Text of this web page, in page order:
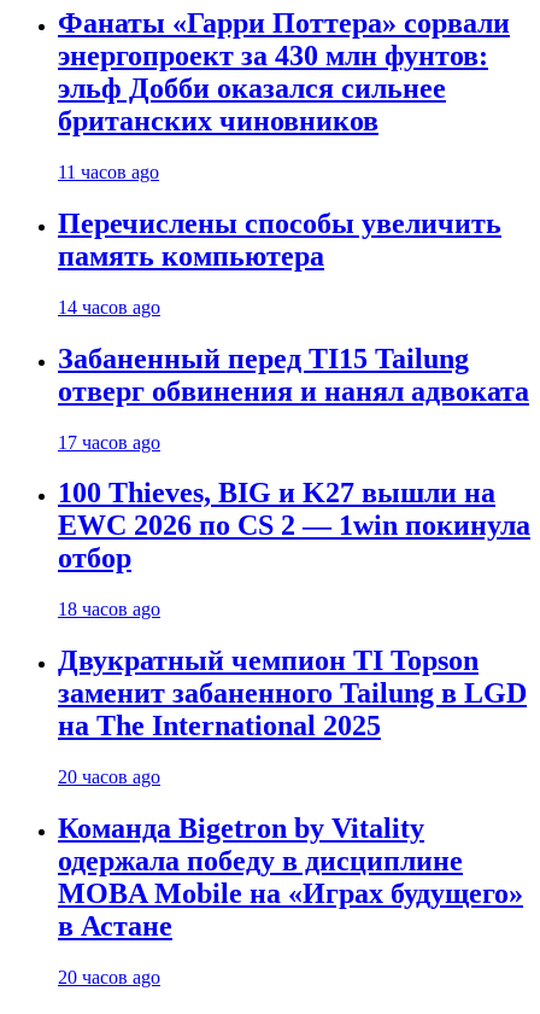
Фанаты «Гарри Поттера» сорвали
энергопроект за 430 млн фунтов:
эльф Добби оказался сильнее
британских чиновников
11 часов ago
Перечислены способы увеличить
память компьютера
14 часов ago
Забаненный перед TI15 Tailung
отверг обвинения и нанял адвоката
17 часов ago
100 Thieves, BIG и K27 вышли на
EWC 2026 по CS 2 — 1win покинула
отбор
18 часов ago
Двукратный чемпион TI Topson
заменит забаненного Tailung в LGD
на The International 2025
20 часов ago
Команда Bigetron by Vitality
одержала победу в дисциплине
MOBA Mobile на «Играх будущего»
в Астане
20 часов ago